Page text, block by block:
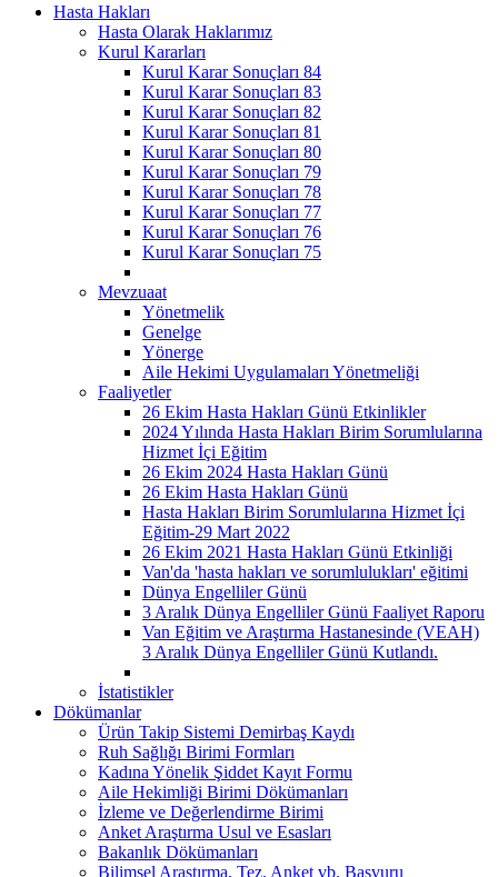
Hasta Hakları
Hasta Olarak Haklarımız
Kurul Kararları
Kurul Karar Sonuçları 84
Kurul Karar Sonuçları 83
Kurul Karar Sonuçları 82
Kurul Karar Sonuçları 81
Kurul Karar Sonuçları 80
Kurul Karar Sonuçları 79
Kurul Karar Sonuçları 78
Kurul Karar Sonuçları 77
Kurul Karar Sonuçları 76
Kurul Karar Sonuçları 75
Mevzuaat
Yönetmelik
Genelge
Yönerge
Aile Hekimi Uygulamaları Yönetmeliği
Faaliyetler
26 Ekim Hasta Hakları Günü Etkinlikler
2024 Yılında Hasta Hakları Birim Sorumlularına
Hizmet İçi Eğitim
26 Ekim 2024 Hasta Hakları Günü
26 Ekim Hasta Hakları Günü
Hasta Hakları Birim Sorumlularına Hizmet İçi
Eğitim-29 Mart 2022
26 Ekim 2021 Hasta Hakları Günü Etkinliği
Van'da 'hasta hakları ve sorumlulukları' eğitimi
Dünya Engelliler Günü
3 Aralık Dünya Engelliler Günü Faaliyet Raporu
Van Eğitim ve Araştırma Hastanesinde (VEAH)
3 Aralık Dünya Engelliler Günü Kutlandı.
İstatistikler
Dökümanlar
Ürün Takip Sistemi Demirbaş Kaydı
Ruh Sağlığı Birimi Formları
Kadına Yönelik Şiddet Kayıt Formu
Aile Hekimliği Birimi Dökümanları
İzleme ve Değerlendirme Birimi
Anket Araştırma Usul ve Esasları
Bakanlık Dökümanları
Bilimsel Araştırma, Tez, Anket vb. Başvuru